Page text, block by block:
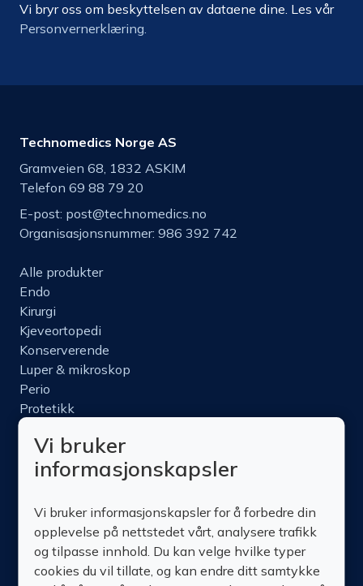
Vi bryr oss om beskyttelsen av dataene dine. Les vår
Personvernerklæring.
Technomedics Norge AS
Gramveien 68, 1832 ASKIM
Telefon 69 88 79 20
E-post: post@technomedics.no
Organisasjonsnummer: 986 392 742
Alle produkter
Endo
Kirurgi
Kjeveortopedi
Konserverende
Luper & mikroskop
Perio
Protetikk
Nettbutikk
Produktinfo
Om oss
Kontakt oss
Vi bruker
informasjonskapsler
Vi bruker informasjonskapsler for å forbedre din
opplevelse på nettstedet vårt, analysere trafikk
og tilpasse innhold. Du kan velge hvilke typer
cookies du vil tillate, og kan endre ditt samtykke